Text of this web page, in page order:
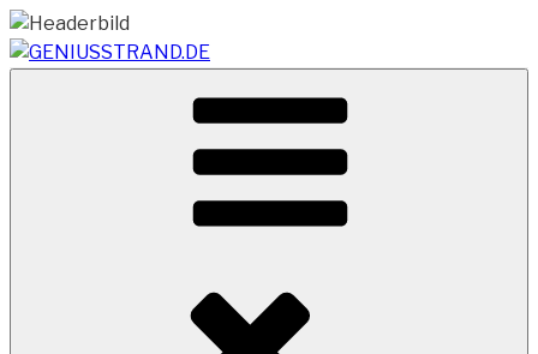
Zum
Inhalt
springen
GENIUSSTRAND.DE
Vom Geniusstrand zum JadeWeserPort/Container
Terminal Wilhelmshaven